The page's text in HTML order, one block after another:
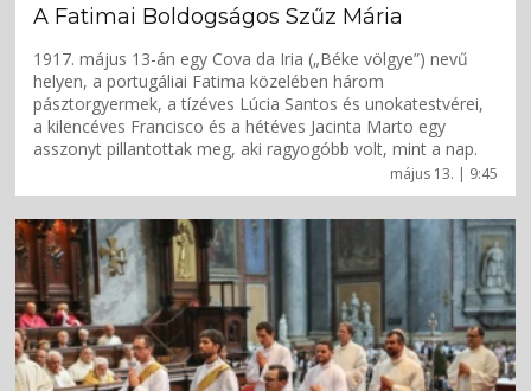
május 13. | 9:45
A Fatimai Boldogságos Szűz Mária
1917. május 13-án egy Cova da Iria („Béke völgye”) nevű
helyen, a portugáliai Fatima közelében három
pásztorgyermek, a tízéves Lúcia Santos és unokatestvérei,
a kilencéves Francisco és a hétéves Jacinta Marto egy
asszonyt pillantottak meg, aki ragyogóbb volt, mint a nap.